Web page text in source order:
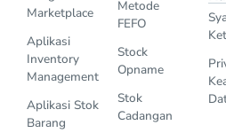
Marketplace
Aplikasi
Inventory
Management
Aplikasi Stok
Barang
Metode
FEFO
Stock
Opname
Stok
Cadangan